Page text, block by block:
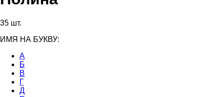
35 шт.
ИМЯ НА БУКВУ:
А
Б
В
Г
Д